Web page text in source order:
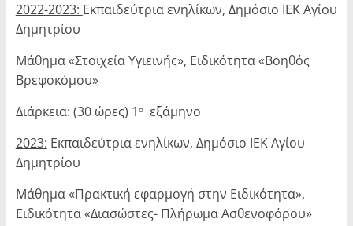
2022-2023: Εκπαιδεύτρια ενηλίκων, Δημόσιο ΙΕΚ Αγίου
Δημητρίου
Μάθημα «Στοιχεία Υγιεινής», Ειδικότητα «Βοηθός
Βρεφοκόμου»
Διάρκεια: (30 ώρες) 1 οεξάμηνο
2023: Εκπαιδεύτρια ενηλίκων, Δημόσιο ΙΕΚ Αγίου
Δημητρίου
Μάθημα «Πρακτική εφαρμογή στην Ειδικότητα»,
Ειδικότητα «Διασώστες- Πλήρωμα Ασθενοφόρου»